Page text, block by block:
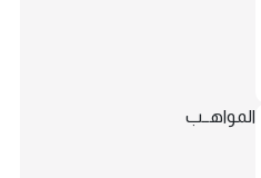
المواهــب